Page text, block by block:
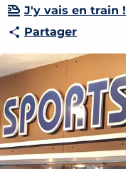
J'y vais en train !
Partager